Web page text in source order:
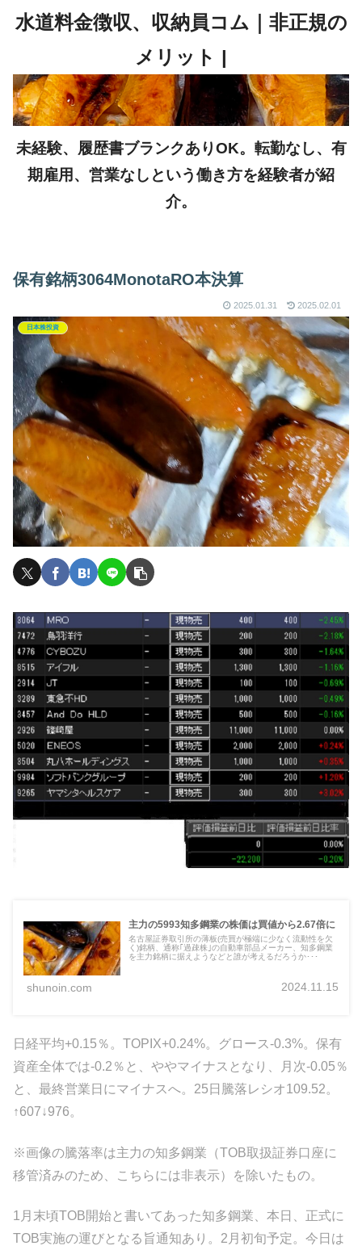
未経験、履歴書ブランクありOK。転勤なし、有
期雇用、営業なしという働き方を経験者が紹
介。
保有銘柄3064MonotaRO本決算
2025.01.31 2025.02.01
日本株投資
主力の5993知多鋼業の株価は買値から2.67倍に
名古屋証券取引所の薄板(売買が極端に少なく流動性を欠
く)銘柄、通称｢過疎株｣の自動車部品メーカー、知多鋼業
を主力銘柄に据えようなどと誰が考えるだろうか･･･
shunoin.com 2024.11.15
日経平均+0.15％。TOPIX+0.24%。グロース-0.3%。保有
資産全体では-0.2％と、ややマイナスとなり、月次-0.05％
と、最終営業日にマイナスへ。25日騰落レシオ109.52。
↑607↓976。
※画像の騰落率は主力の知多鋼業（TOB取扱証券口座に
移管済みのため、こちらには非表示）を除いたもの。
1月末頃TOB開始と書いてあった知多鋼業、本日、正式に
TOB実施の運びとなる旨通知あり。2月初旬予定。今日は